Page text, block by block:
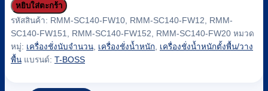
เครื่อง
ชั่ง
น้ำ
หนัก
หยิบใส่ตะกร้า
รหัสสินค้า: RMM-SC140-FW10, RMM-SC140-FW12, RMM-
SC140-FW151, RMM-SC140-FW152, RMM-SC140-FW20 หมวด
หมู่: เครื่องชั่งนับจำนวน เครื่องชั่งน้ำหนัก เครื่องชั่งน้ำหนักตั้งพื้น/วาง
พื้น แบรนด์: T-BOSS